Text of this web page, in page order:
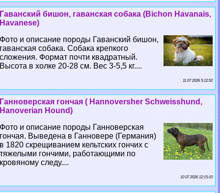
Гаванский бишон, гаванская собака (Bichon Havanais,
Havanese)
Фото и описание породы Гаванский бишон,
гаванская собака. Собака крепкого
сложения. Формат почти квадратный.
Высота в холке 20-28 см. Вес 3-5,5 кг....
11 07 2026 5:12:52
Ганноверская гончая ( Hannoversher Schweisshund,
Hanoverian Hound)
Фото и описание породы Ганноверская
гончая. Выведена в Ганновере (Германия)
в 1820 скрещиванием кельтских гончих с
тяжелыми гончими, работающими по
кровяному следу....
10 07 2026 12:15:10